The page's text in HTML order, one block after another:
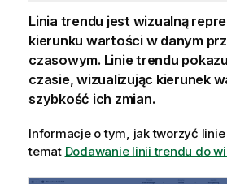
Linia trendu jest wizualną
kierunku wartości w danym
czasowym. Linie trendu
czasie, wizualizując kierunek
szybkość ich zmian.
Informacje o tym, jak tworzyć
temat Dodawanie linii trendu do